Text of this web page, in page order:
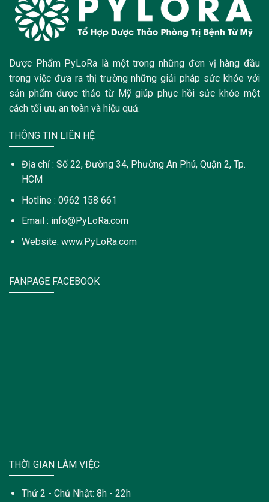
Dược Phẩm PyLoRa là một trong những đơn vị hàng đầu
trong việc đưa ra thị trường những giải pháp sức khỏe với
sản phẩm dược thảo từ Mỹ giúp phục hồi sức khỏe một
cách tối ưu, an toàn và hiệu quả.
THÔNG TIN LIÊN HỆ
Địa chỉ : Số 22, Đường 34, Phường An Phú, Quận 2, Tp.
HCM
Hotline : 0962 158 661
Email : info@PyLoRa.com
Website: www.PyLoRa.com
FANPAGE FACEBOOK
THỜI GIAN LÀM VIỆC
Thứ 2 - Chủ Nhật: 8h - 22h